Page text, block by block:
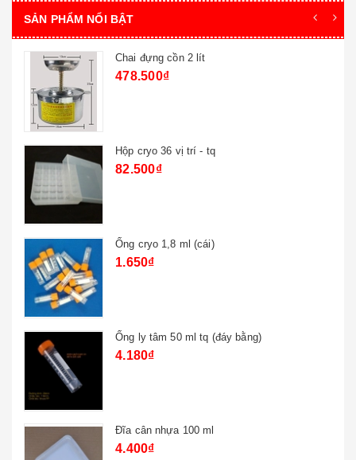
SẢN PHẨM NỔI BẬT
Chai đựng cồn 2 lít
478.500₫
Hộp cryo 36 vị trí - tq
82.500₫
Ống cryo 1,8 ml (cái)
1.650₫
Ống ly tâm 50 ml tq (đáy bằng)
4.180₫
Đĩa cân nhựa 100 ml
4.400₫